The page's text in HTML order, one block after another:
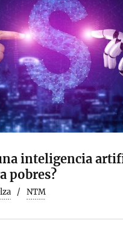
inteligencia
pobres?
NTM